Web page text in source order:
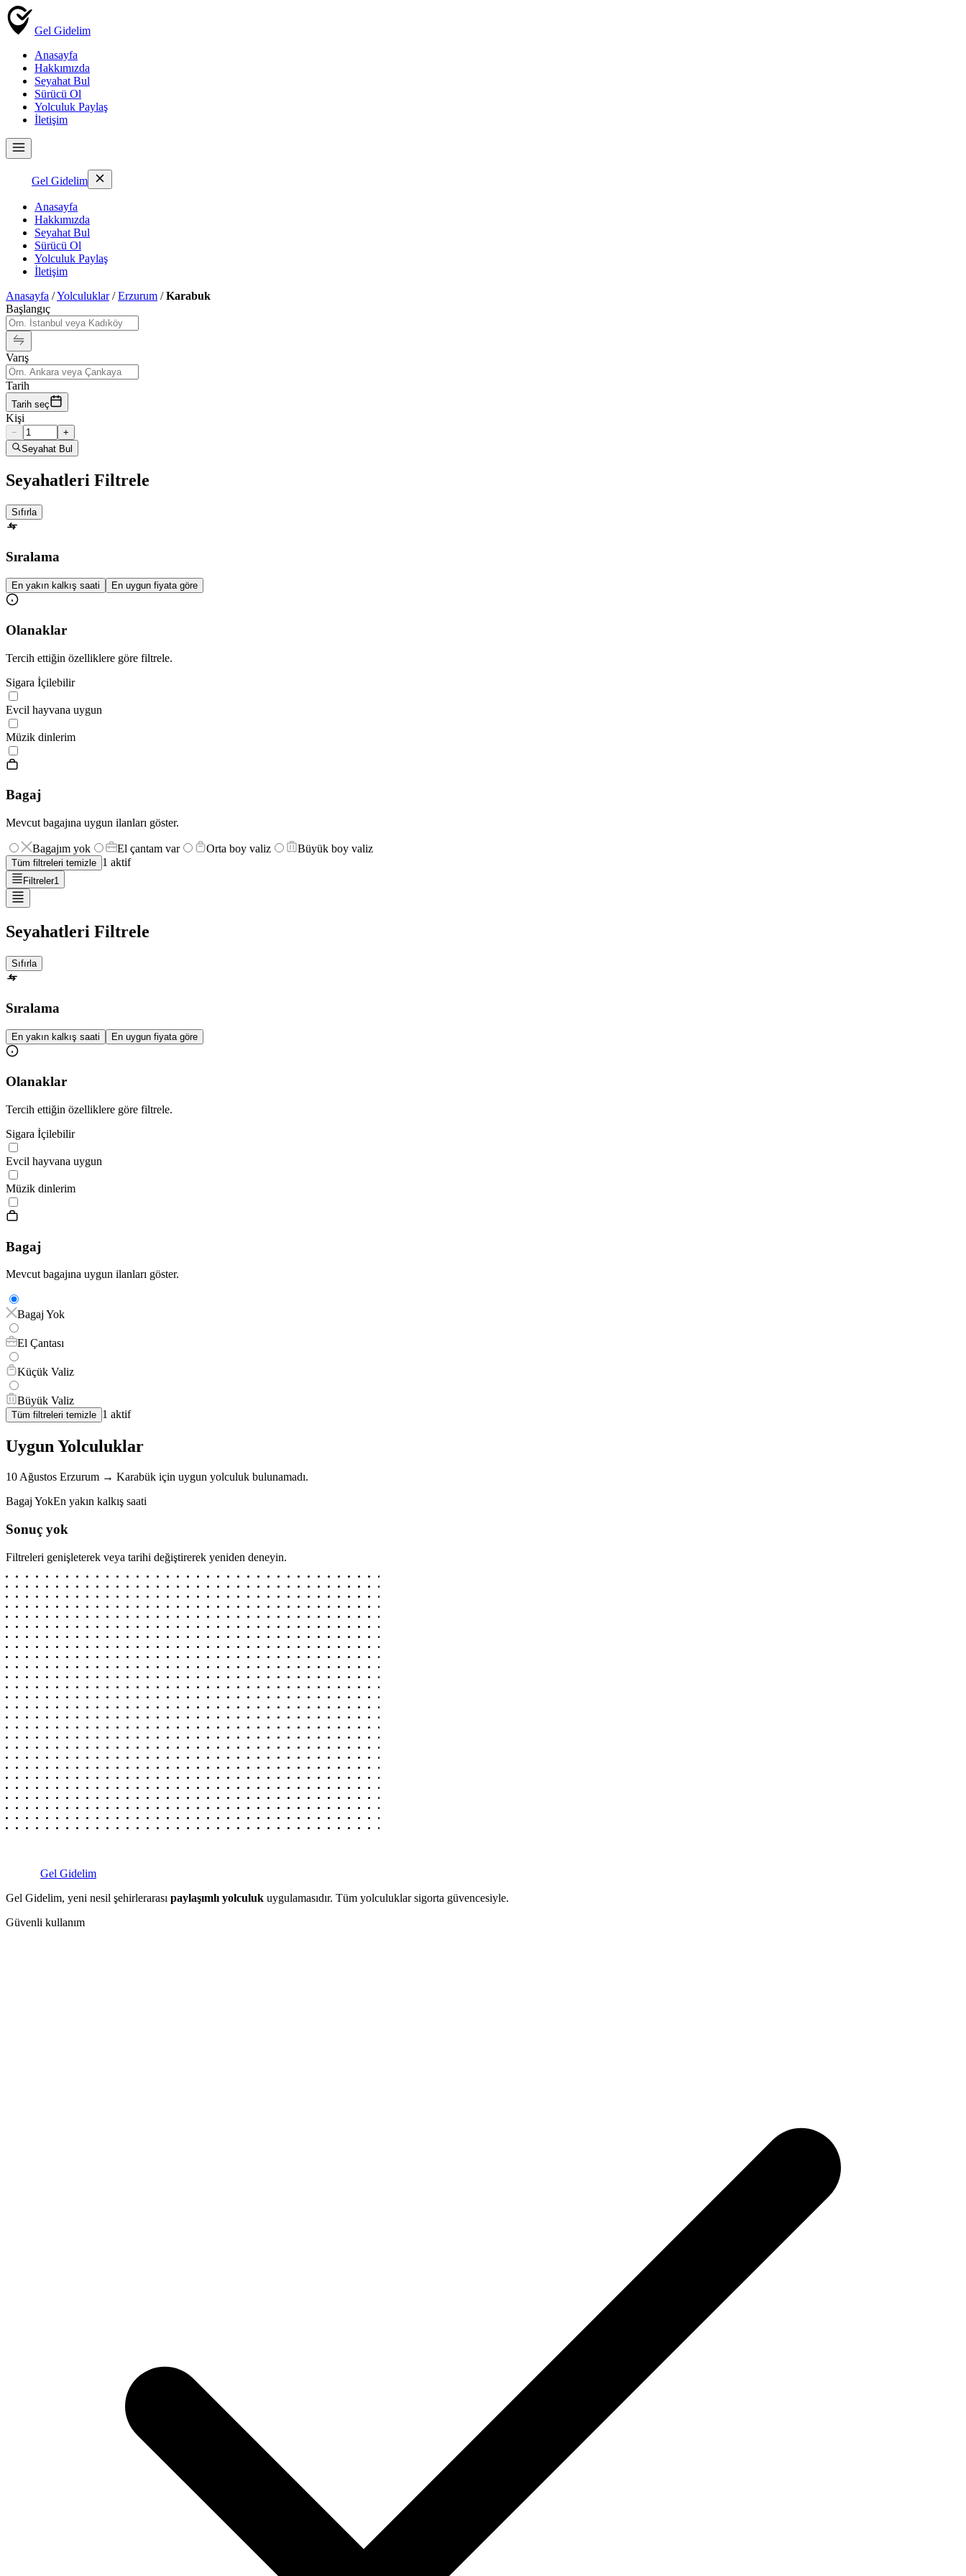
Gel Gidelim
Anasayfa
Hakkımızda
Seyahat Bul
Sürücü Ol
Yolculuk Paylaş
İletişim
Gel Gidelim
Anasayfa
Hakkımızda
Seyahat Bul
Sürücü Ol
Yolculuk Paylaş
İletişim
Anasayfa /Yolculuklar/Erzurum /Karabuk
Başlangıç
Varış
Tarih
Tarih seç
Kişi
−
+
Seyahat Bul
Seyahatleri Filtrele
Sıfırla
Sıralama
En yakın kalkış saati En uygun fiyata göre
Olanaklar
Tercih ettiğin özelliklere göre filtrele.
Sigara İçilebilir
Evcil hayvana uygun
Müzik dinlerim
Bagaj
Mevcut bagajına uygun ilanları göster.
Bagajım yok El çantam var Orta boy valiz Büyük boy valiz
Tüm filtreleri temizle 1 aktif
Filtreler1
Seyahatleri Filtrele
Sıfırla
Sıralama
En yakın kalkış saati En uygun fiyata göre
Olanaklar
Tercih ettiğin özelliklere göre filtrele.
Sigara İçilebilir
Evcil hayvana uygun
Müzik dinlerim
Bagaj
Mevcut bagajına uygun ilanları göster.
Bagaj Yok
El Çantası
Küçük Valiz
Büyük Valiz
Tüm filtreleri temizle 1 aktif
Uygun Yolculuklar
10 Ağustos Erzurum → Karabük için uygun yolculuk bulunamadı.
Bagaj YokEn yakın kalkış saati
Sonuç yok
Filtreleri genişleterek veya tarihi değiştirerek yeniden deneyin.
Gel Gidelim
Gel Gidelim, yeni nesil şehirlerarası paylaşımlı yolculuk uygulamasıdır. Tüm yolculuklar sigorta güvencesiyle.
Güvenli kullanım